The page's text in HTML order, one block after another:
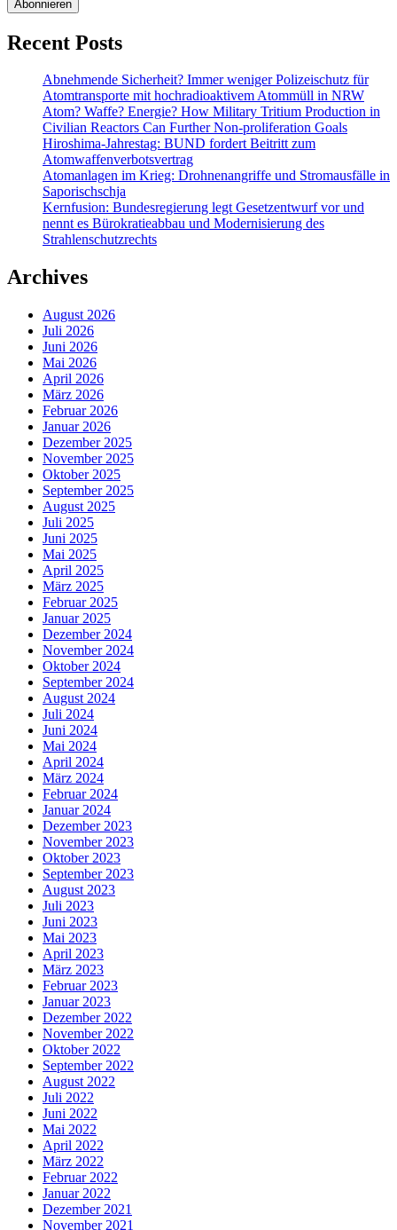
Recent Posts
Abnehmende Sicherheit? Immer weniger Polizeischutz für
Atomtransporte mit hochradioaktivem Atommüll in NRW
Atom? Waffe? Energie? How Military Tritium Production in
Civilian Reactors Can Further Non-proliferation Goals
Hiroshima-Jahrestag: BUND fordert Beitritt zum
Atomwaffenverbotsvertrag
Atomanlagen im Krieg: Drohnenangriffe und Stromausfälle in
Saporischschja
Kernfusion: Bundesregierung legt Gesetzentwurf vor und
nennt es Bürokratieabbau und Modernisierung des
Strahlenschutzrechts
Archives
August 2026
Juli 2026
Juni 2026
Mai 2026
April 2026
März 2026
Februar 2026
Januar 2026
Dezember 2025
November 2025
Oktober 2025
September 2025
August 2025
Juli 2025
Juni 2025
Mai 2025
April 2025
März 2025
Februar 2025
Januar 2025
Dezember 2024
November 2024
Oktober 2024
September 2024
August 2024
Juli 2024
Juni 2024
Mai 2024
April 2024
März 2024
Februar 2024
Januar 2024
Dezember 2023
November 2023
Oktober 2023
September 2023
August 2023
Juli 2023
Juni 2023
Mai 2023
April 2023
März 2023
Februar 2023
Januar 2023
Dezember 2022
November 2022
Oktober 2022
September 2022
August 2022
Juli 2022
Juni 2022
Mai 2022
April 2022
März 2022
Februar 2022
Januar 2022
Dezember 2021
November 2021